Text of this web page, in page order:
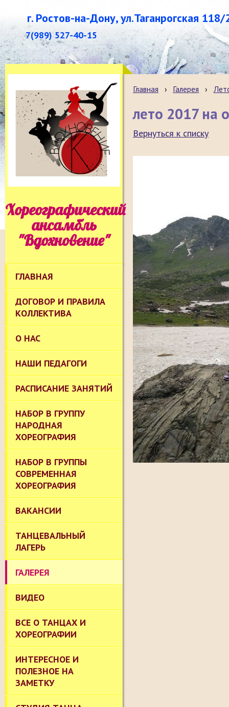
г. Ростов-на-Дону, ул.Таганрогская 118/
7(989) 527-40-15
Хореографический
ансамбль
"Вдохновение"
ГЛАВНАЯ
ДОГОВОР И ПРАВИЛА
КОЛЛЕКТИВА
О НАС
НАШИ ПЕДАГОГИ
РАСПИСАНИЕ ЗАНЯТИЙ
НАБОР В ГРУППУ
НАРОДНАЯ
ХОРЕОГРАФИЯ
НАБОР В ГРУППЫ
СОВРЕМЕННАЯ
ХОРЕОГРАФИЯ
ВАКАНСИИ
ТАНЦЕВАЛЬНЫЙ
ЛАГЕРЬ
ГАЛЕРЕЯ
ВИДЕО
ВСЕ О ТАНЦАХ И
ХОРЕОГРАФИИ
ИНТЕРЕСНОЕ И
ПОЛЕЗНОЕ НА
ЗАМЕТКУ
Главная › Галерея ›
лето 2017 на
Вернуться к списку